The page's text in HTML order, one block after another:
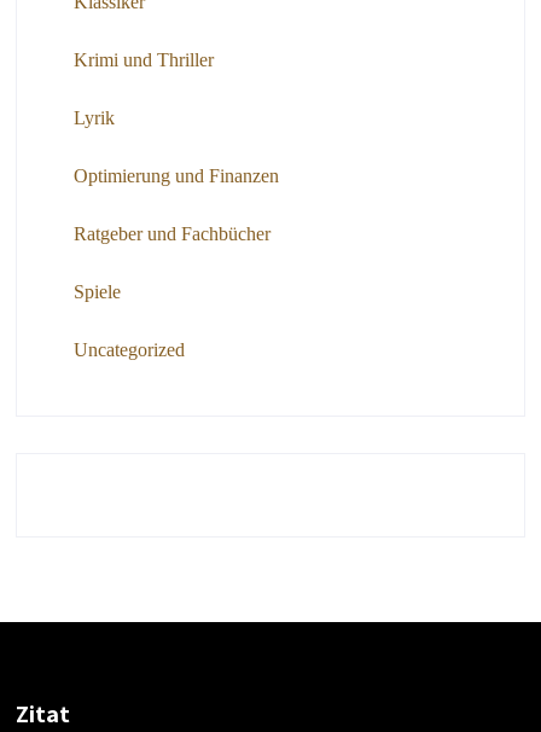
Krimi und Thriller
Lyrik
Optimierung und Finanzen
Ratgeber und Fachbücher
Spiele
Uncategorized
Zitat